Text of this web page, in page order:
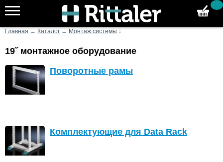
Главная → Каталог → Монтаж системы ↓
19˝ монтажное оборудование
Поворотные рамы
Комплектующие для Data Rack